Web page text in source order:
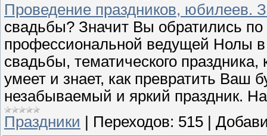
Проведение праздников, юбилеев.
свадьбы? Значит Вы обратились по
профессиональной ведущей Нолы
свадьбы, тематического
умеет и знает, как превратить
незабываемый и яркий праздник.
Праздники
Переходов: 515